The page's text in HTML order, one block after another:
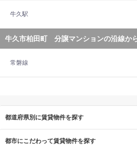
牛久駅
牛久市柏田町 分譲マンションの沿線か
常磐線
都道府県別に賃貸物件を探す
都市にこだわって賃貸物件を探す